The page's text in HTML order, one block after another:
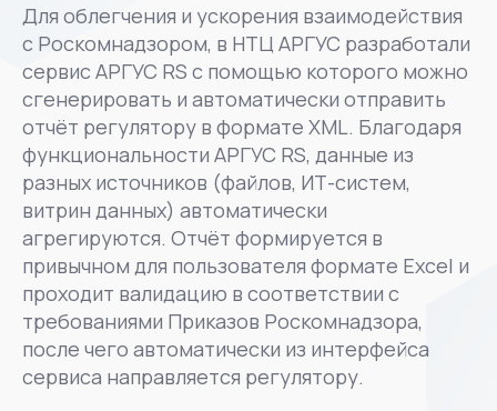
Для облегчения и ускорения взаимодействия
с Роскомнадзором, в НТЦ АРГУС разработали
сервис АРГУС RS с помощью которого можно
сгенерировать и автоматически отправить
отчёт регулятору в формате XML. Благодаря
функциональности АРГУС RS, данные из
разных источников (файлов, ИТ-систем,
витрин данных) автоматически
агрегируются. Отчёт формируется в
привычном для пользователя формате Excel и
проходит валидацию в соответствии с
требованиями Приказов Роскомнадзора,
после чего автоматически из интерфейса
сервиса направляется регулятору.